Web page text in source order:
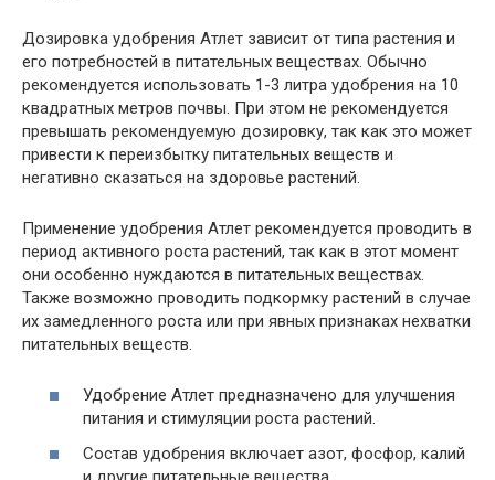
Дозировка удобрения Атлет зависит от типа растения и
его потребностей в питательных веществах. Обычно
рекомендуется использовать 1-3 литра удобрения на 10
квадратных метров почвы. При этом не рекомендуется
превышать рекомендуемую дозировку, так как это может
привести к переизбытку питательных веществ и
негативно сказаться на здоровье растений.
Применение удобрения Атлет рекомендуется проводить в
период активного роста растений, так как в этот момент
они особенно нуждаются в питательных веществах.
Также возможно проводить подкормку растений в случае
их замедленного роста или при явных признаках нехватки
питательных веществ.
Удобрение Атлет предназначено для улучшения
питания и стимуляции роста растений.
Состав удобрения включает азот, фосфор, калий